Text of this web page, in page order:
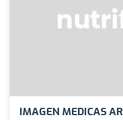
IMAGEN MEDICAS